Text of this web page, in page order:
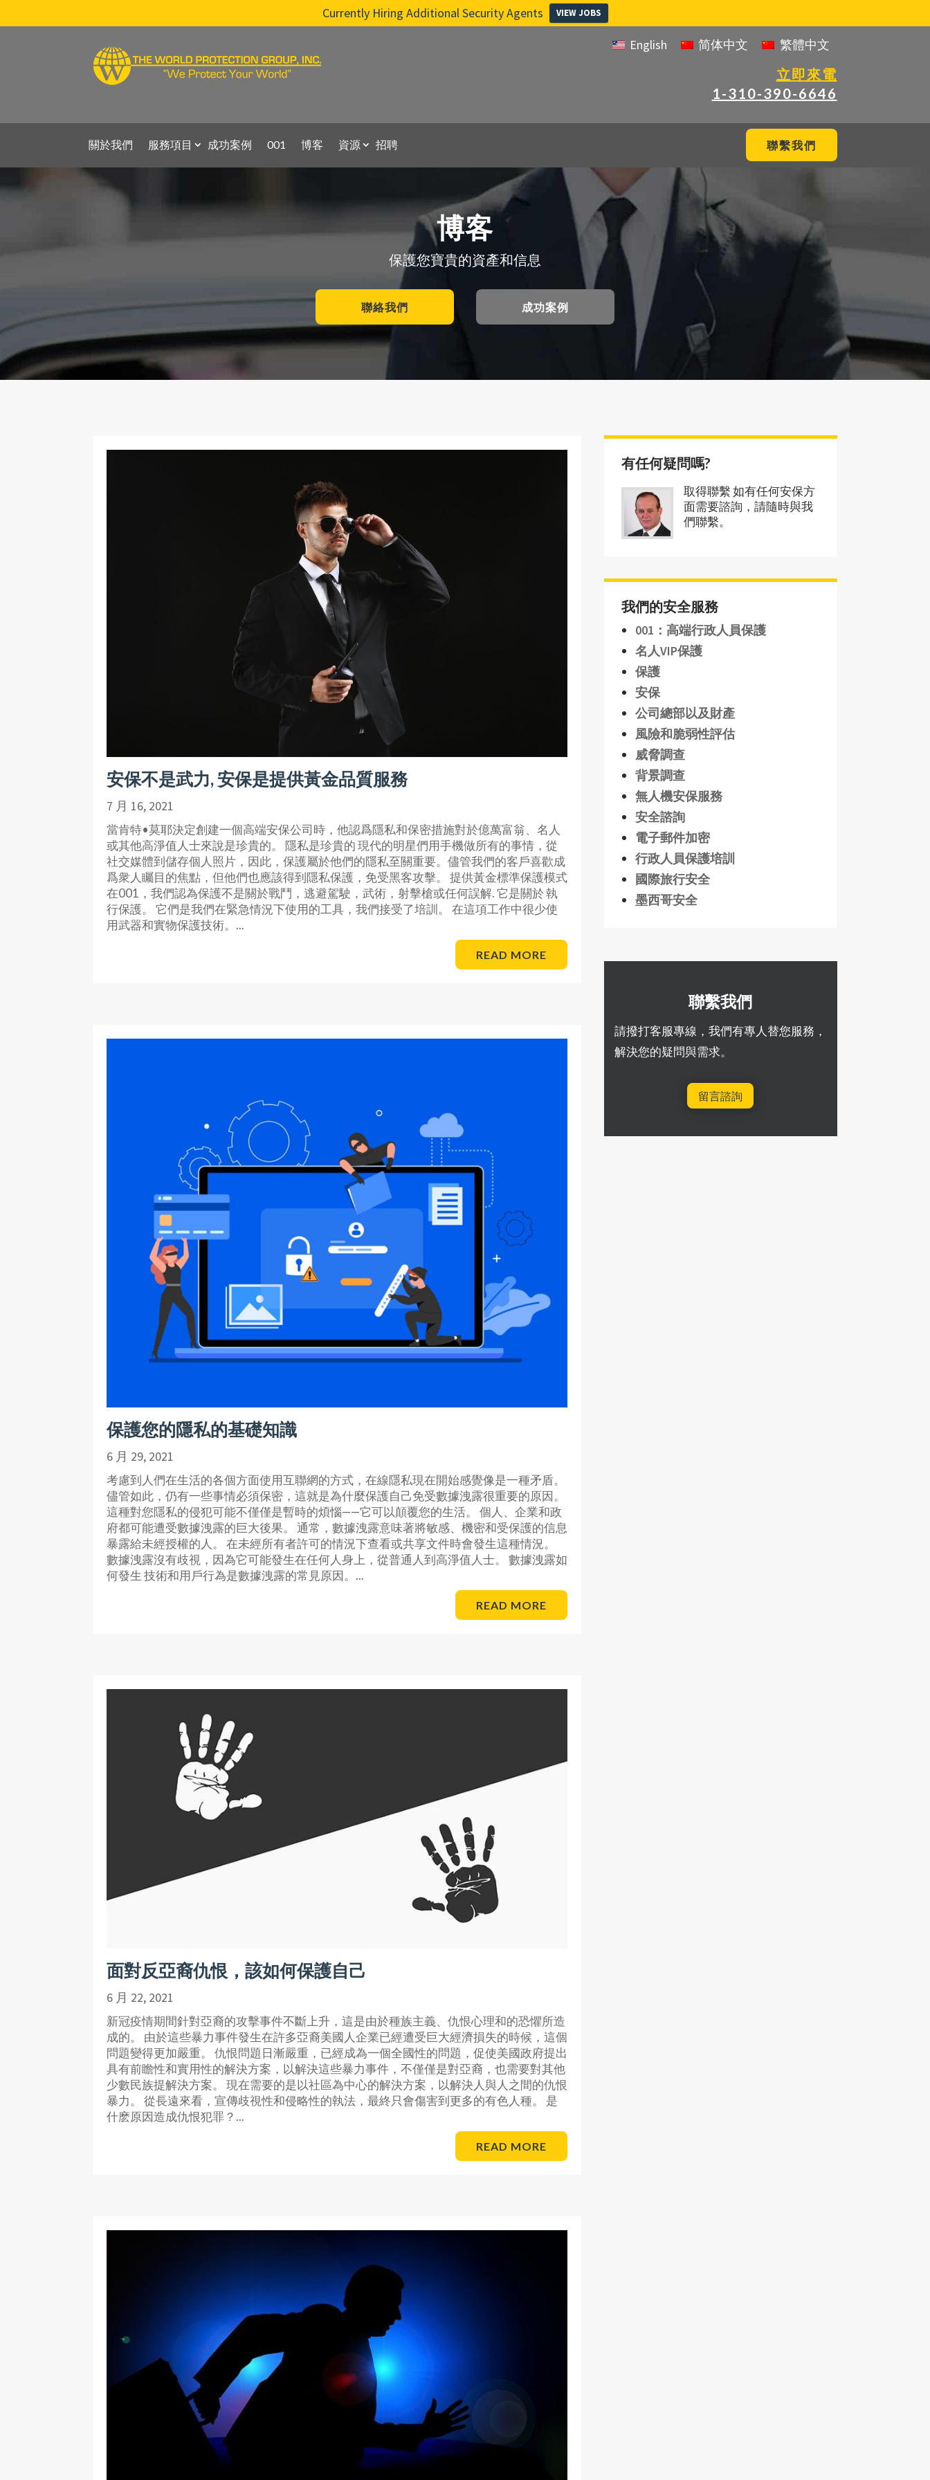
Currently Hiring Additional Security Agents VIEW JOBS
English 简体中文 繁體中文
立即來電
1-310-390-6646
關於我們 服務項目 成功案例 001 博客 資源 招聘 聯繫我們
博客
保護您寶貴的資產和信息
聯絡我們 成功案例
安保不是武力, 安保是提供黃金品質服務
7 月 16, 2021
當肯特•莫耶決定創建一個高端安保公司時，他認爲隱私和保密措施對於億萬富翁、名人
或其他高淨值人士來說是珍貴的。 隱私是珍貴的 現代的明星們用手機做所有的事情，從
社交媒體到儲存個人照片，因此，保護屬於他們的隱私至關重要。儘管我們的客戶喜歡成
爲衆人矚目的焦點，但他們也應該得到隱私保護，免受黑客攻擊。 提供黃金標準保護模式
在001，我們認為保護不是關於戰鬥，逃避駕駛，武術，射擊槍或任何誤解. 它是關於 執
行保護。 它們是我們在緊急情況下使用的工具，我們接受了培訓。 在這項工作中很少使
用武器和實物保護技術。...
READ MORE
保護您的隱私的基礎知識
6 月 29, 2021
考慮到人們在生活的各個方面使用互聯網的方式，在線隱私現在開始感覺像是一種矛盾。
儘管如此，仍有一些事情必須保密，這就是為什麼保護自己免受數據洩露很重要的原因。
這種對您隱私的侵犯可能不僅僅是暫時的煩惱——它可以顛覆您的生活。 個人、企業和政
府都可能遭受數據洩露的巨大後果。 通常，數據洩露意味著將敏感、機密和受保護的信息
暴露給未經授權的人。 在未經所有者許可的情況下查看或共享文件時會發生這種情況。
數據洩露沒有歧視，因為它可能發生在任何人身上，從普通人到高淨值人士。 數據洩露如
何發生 技術和用戶行為是數據洩露的常見原因。...
READ MORE
面對反亞裔仇恨，該如何保護自己
6 月 22, 2021
新冠疫情期間針對亞裔的攻擊事件不斷上升，這是由於種族主義、仇恨心理和的恐懼所造
成的。 由於這些暴力事件發生在許多亞裔美國人企業已經遭受巨大經濟損失的時候，這個
問題變得更加嚴重。 仇恨問題日漸嚴重，已經成為一個全國性的問題，促使美國政府提出
具有前瞻性和實用性的解決方案，以解決這些暴力事件，不僅僅是對亞裔，也需要對其他
少數民族提解決方案。 現在需要的是以社區為中心的解決方案，以解決人與人之間的仇恨
暴力。 從長遠來看，宣傳歧視性和侵略性的執法，最終只會傷害到更多的有色人種。 是
什麽原因造成仇恨犯罪？...
READ MORE
有任何疑問嗎?
取得聯繫 如有任何安保方
面需要諮詢，請隨時與我
們聯繫。
我們的安全服務
001：高端行政人員保護
名人VIP保護
保護
安保
公司總部以及財產
風險和脆弱性評估
威脅調查
背景調查
無人機安保服務
安全諮詢
電子郵件加密
行政人員保護培訓
國際旅行安全
墨西哥安全
聯繫我們
請撥打客服專線，我們有專人替您服務，
解決您的疑問與需求。
留言諮詢